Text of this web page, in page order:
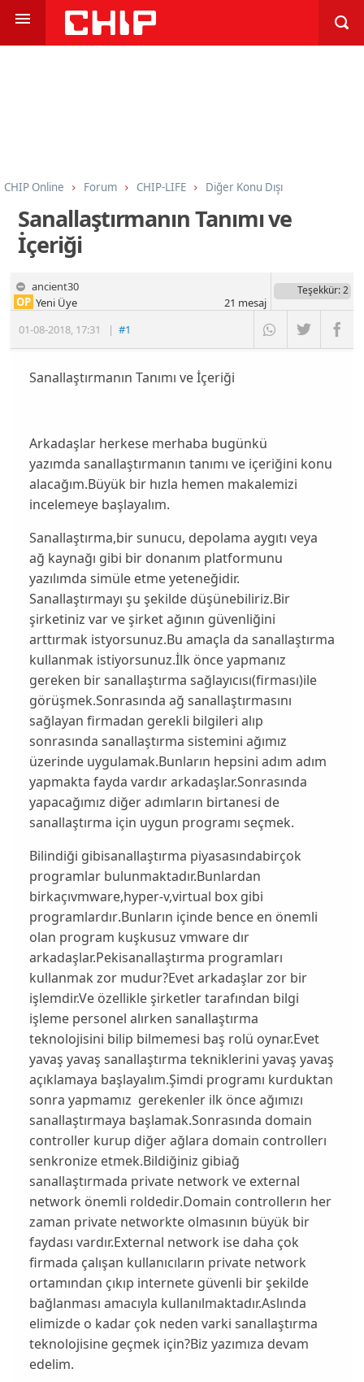
CHIP Online Forum CHIP-LIFE Diğer Konu Dışı
Sanallaştırmanın Tanımı ve
İçeriği
ancient30
01-08-2018, 17:31 |#1
OP Yeni Üye
Teşekkür: 2
21 mesaj
Sanallaştırmanın Tanımı ve İçeriği
Arkadaşlar herkese merhaba bugünkü
yazımda sanallaştırmanın tanımı ve içeriğini konu
alacağım.Büyük bir hızla hemen makalemizi
incelemeye başlayalım.
Sanallaştırma,bir sunucu, depolama aygıtı veya
ağ kaynağı gibi bir donanım platformunu
yazılımda simüle etme yeteneğidir.
Sanallaştırmayı şu şekilde düşünebiliriz.Bir
şirketiniz var ve şirket ağının güvenliğini
arttırmak istyorsunuz.Bu amaçla da sanallaştırma
kullanmak istiyorsunuz.İlk önce yapmanız
gereken bir sanallaştırma sağlayıcısı(firması)ile
görüşmek.Sonrasında ağ sanallaştırmasını
sağlayan firmadan gerekli bilgileri alıp
sonrasında sanallaştırma sistemini ağımız
üzerinde uygulamak.Bunların hepsini adım adım
yapmakta fayda vardır arkadaşlar.Sonrasında
yapacağımız diğer adımların birtanesi de
sanallaştırma için uygun programı seçmek.
Bilindiği gibisanallaştırma piyasasındabirçok
programlar bulunmaktadır.Bunlardan
birkaçıvmware,hyper-v,virtual box gibi
programlardır.Bunların içinde bence en önemli
olan program kuşkusuz vmware dır
arkadaşlar.Pekisanallaştırma programları
kullanmak zor mudur?Evet arkadaşlar zor bir
işlemdir.Ve özellikle şirketler tarafından bilgi
işleme personel alırken sanallaştırma
teknolojisini bilip bilmemesi baş rolü oynar.Evet
yavaş yavaş sanallaştırma tekniklerini yavaş yavaş
açıklamaya başlayalım.Şimdi programı kurduktan
sonra yapmamız gerekenler ilk önce ağımızı
sanallaştırmaya başlamak.Sonrasında domain
controller kurup diğer ağlara domain controllerı
senkronize etmek.Bildiğiniz gibiağ
sanallaştırmada private network ve external
network önemli roldedir.Domain controllerın her
zaman private networkte olmasının büyük bir
faydası vardır.External network ise daha çok
firmada çalışan kullanıcıların private network
ortamından çıkıp internete güvenli bir şekilde
bağlanması amacıyla kullanılmaktadır.Aslında
elimizde o kadar çok neden varki sanallaştırma
teknolojisine geçmek için?Biz yazımıza devam
edelim.